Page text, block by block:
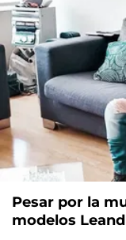
Pesar por la
modelos